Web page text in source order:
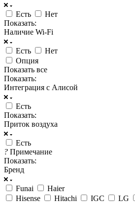
Есть
Нет
Показать:
Наличие Wi-Fi
Есть
Нет
Опция
Показать все
Показать:
Интеграция с Алисой
Есть
Показать:
Приток воздуха
Есть
? Примечание
Показать:
Бренд
Funai
Haier
Hisense
Hitachi IGC LG